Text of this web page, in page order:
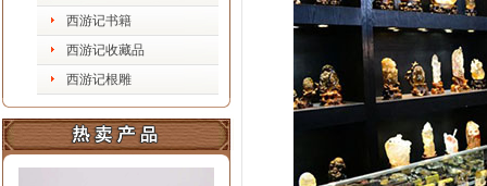
西游记书籍
西游记收藏品
西游记根雕